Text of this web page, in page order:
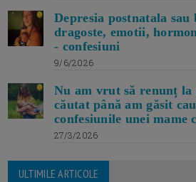
Depresia postnatala
dragoste, emotii,
- confesiuni
9/6/2026
Nu am vrut să renunț la
căutat până am găsit
confesiunile unei mame
27/3/2026
ULTIMILE ARTICOLE